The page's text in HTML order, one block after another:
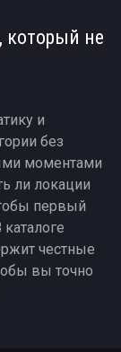
который не
и
без
моментами
ли локации
первый
честные
вы точно